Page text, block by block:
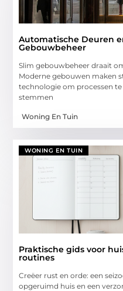
Automatische Deuren
Gebouwbeheer
Slim gebouwbeheer draait
Moderne gebouwen maken
technologie om processen
stemmen
Woning En Tuin
WONING EN TUIN
Praktische gids voor
routines
Creëer rust en orde: een
opgeruimd huis en een